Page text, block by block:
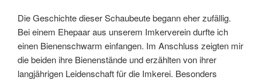
Die Geschichte dieser Schaubeute begann eher zufällig.
Bei einem Ehepaar aus unserem Imkerverein durfte ich
einen Bienenschwarm einfangen. Im Anschluss zeigten mir
die beiden ihre Bienenstände und erzählten von ihrer
langjährigen Leidenschaft für die Imkerei. Besonders